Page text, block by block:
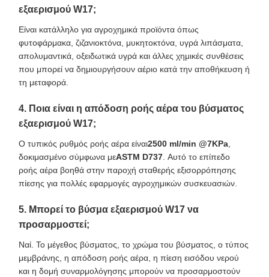
εξαερισμού W17;
Είναι κατάλληλο για αγροχημικά προϊόντα όπως
φυτοφάρμακα, ζιζανιοκτόνα, μυκητοκτόνα, υγρά λιπάσματα,
απολυμαντικά, οξειδωτικά υγρά και άλλες χημικές συνθέσεις
που μπορεί να δημιουργήσουν αέριο κατά την αποθήκευση ή
τη μεταφορά.
4. Ποια είναι η απόδοση ροής αέρα του βύσματος
εξαερισμού W17;
Ο τυπικός ρυθμός ροής αέρα είναι2500 ml/min @7KPa,
δοκιμασμένο σύμφωνα μεASTM D737. Αυτό το επίπεδο
ροής αέρα βοηθά στην παροχή σταθερής εξισορρόπησης
πίεσης για πολλές εφαρμογές αγροχημικών συσκευασιών.
5. Μπορεί το βύσμα εξαερισμού W17 να
προσαρμοστεί;
Ναί. Το μέγεθος βύσματος, το χρώμα του βύσματος, ο τύπος
μεμβράνης, η απόδοση ροής αέρα, η πίεση εισόδου νερού
και η δομή συναρμολόγησης μπορούν να προσαρμοστούν